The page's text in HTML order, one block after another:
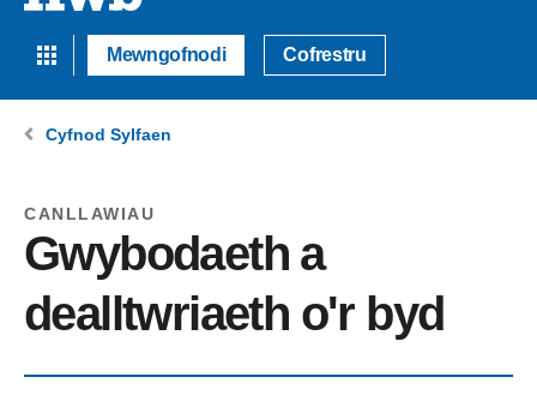
Mewngofnodi Cofrestru
Cyfnod Sylfaen
CANLLAWIAU
Gwybodaeth a
dealltwriaeth o'r byd